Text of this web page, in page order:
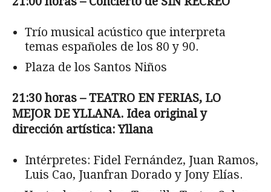
Trío musical acústico que interpreta
temas españoles de los 80 y 90.
Plaza de los Santos Niños
21:30 horas – TEATRO EN FERIAS, LO
MEJOR DE YLLANA. Idea original y
dirección artística: Yllana
Intérpretes: Fidel Fernández, Juan Ramos,
Luis Cao, Juanfran Dorado y Jony Elías.